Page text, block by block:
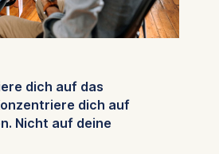
dich auf das
dich auf
Nicht auf deine